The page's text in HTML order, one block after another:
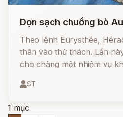
Dọn sạch chuồng bò
Theo lệnh Eurysthée,
thân vào thử thách. Lần
cho chàng một nhiệm vụ
cứ tưởng rằng Héraclès
ST
1 mục